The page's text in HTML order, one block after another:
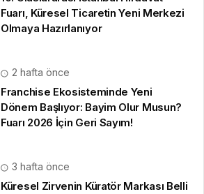
Fuarı, Küresel Ticaretin Yeni Merkezi
Olmaya Hazırlanıyor
2 hafta önce
Franchise Ekosisteminde Yeni
Dönem Başlıyor: Bayim Olur Musun?
Fuarı 2026 İçin Geri Sayım!
3 hafta önce
Küresel Zirvenin Küratör Markası Belli